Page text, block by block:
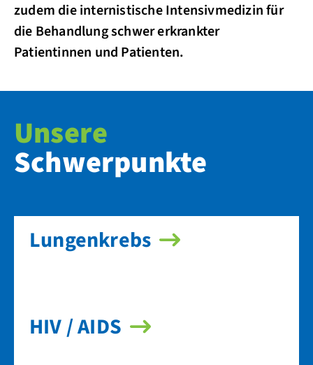
zudem die internistische Intensivmedizin für
die Behandlung schwer erkrankter
Patientinnen und Patienten.
Unsere
Schwerpunkte
Lungenkrebs
HIV / AIDS